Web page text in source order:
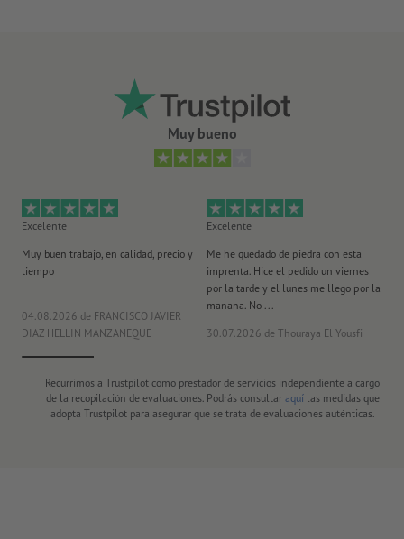
Muy bueno
Excelente
Muy buen trabajo, en calidad, precio y
tiempo
04.08.2026 de FRANCISCO JAVIER
DIAZ HELLIN MANZANEQUE
Excelente
Me he quedado de piedra con esta
imprenta. Hice el pedido un viernes
por la tarde y el lunes me llego por la
manana. No ...
30.07.2026 de Thouraya El Yousfi
Recurrimos a Trustpilot como prestador de servicios independiente a cargo
de la recopilación de evaluaciones. Podrás consultar aquílas medidas que
adopta Trustpilot para asegurar que se trata de evaluaciones auténticas.